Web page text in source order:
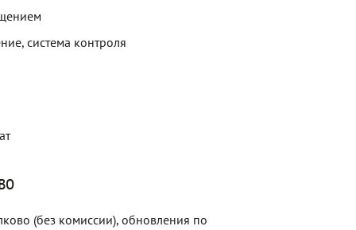
система контроля
(без комиссии), обновления по